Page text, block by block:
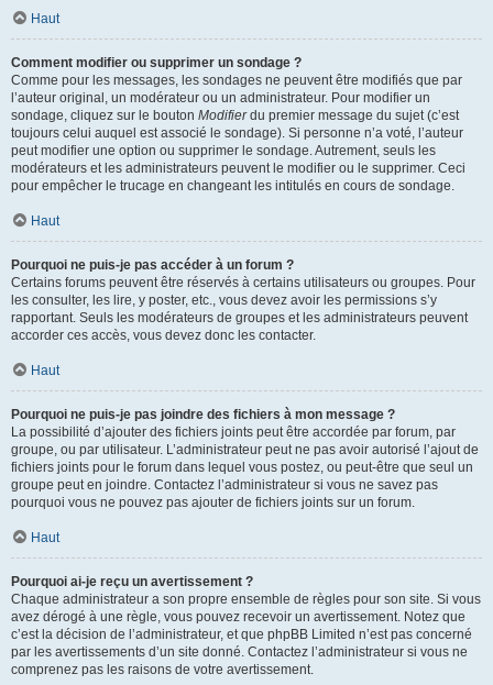
Haut
Comment modifier ou supprimer un sondage ?
Comme pour les messages, les sondages ne peuvent être modifiés que par
l’auteur original, un modérateur ou un administrateur. Pour modifier un
sondage, cliquez sur le bouton Modifierdu premier message du sujet (c’est
toujours celui auquel est associé le sondage). Si personne n’a voté, l’auteur
peut modifier une option ou supprimer le sondage. Autrement, seuls les
modérateurs et les administrateurs peuvent le modifier ou le supprimer. Ceci
pour empêcher le trucage en changeant les intitulés en cours de sondage.
Haut
Pourquoi ne puis-je pas accéder à un forum ?
Certains forums peuvent être réservés à certains utilisateurs ou groupes. Pour
les consulter, les lire, y poster, etc., vous devez avoir les permissions s’y
rapportant. Seuls les modérateurs de groupes et les administrateurs peuvent
accorder ces accès, vous devez donc les contacter.
Haut
Pourquoi ne puis-je pas joindre des fichiers à mon message ?
La possibilité d’ajouter des fichiers joints peut être accordée par forum, par
groupe, ou par utilisateur. L’administrateur peut ne pas avoir autorisé l’ajout de
fichiers joints pour le forum dans lequel vous postez, ou peut-être que seul un
groupe peut en joindre. Contactez l’administrateur si vous ne savez pas
pourquoi vous ne pouvez pas ajouter de fichiers joints sur un forum.
Haut
Pourquoi ai-je reçu un avertissement ?
Chaque administrateur a son propre ensemble de règles pour son site. Si vous
avez dérogé à une règle, vous pouvez recevoir un avertissement. Notez que
c’est la décision de l’administrateur, et que phpBB Limited n’est pas concerné
par les avertissements d’un site donné. Contactez l’administrateur si vous ne
comprenez pas les raisons de votre avertissement.